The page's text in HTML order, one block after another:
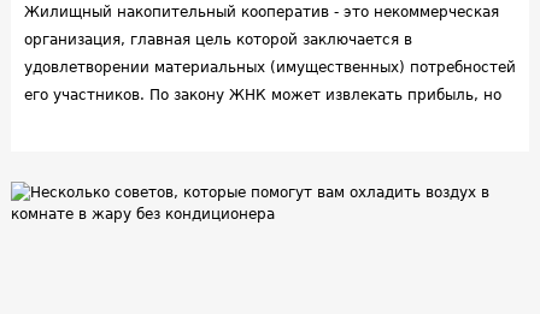
Жилищный накопительный кооператив - это некоммерческая
организация, главная цель которой заключается в
удовлетворении материальных (имущественных) потребностей
его участников. По закону ЖНК может извлекать прибыль, но
дееспособный гражданин РФ, достигший совершеннолетия.